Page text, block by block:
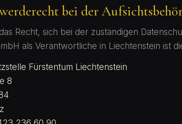
bei der
Recht, sich bei der zuständigen
als Verantwortliche in Liechtenstein ist
Fürstentum Liechtenstein
8